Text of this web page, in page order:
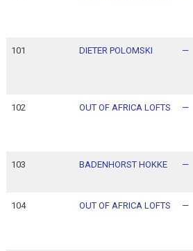
101 DIETER POLOMSKI —
102 OUT OF AFRICA LOFTS —
103 BADENHORST HOKKE —
104 OUT OF AFRICA LOFTS —